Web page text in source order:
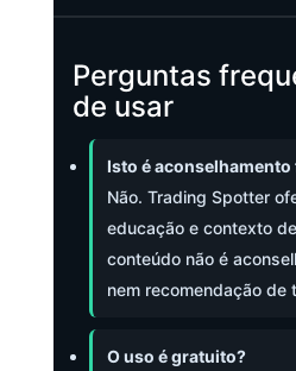
Perguntas
de usar
Isto é
Não. Trading Spotter
educação e contexto
conteúdo não é
nem recomendação de
O uso é gratuito?